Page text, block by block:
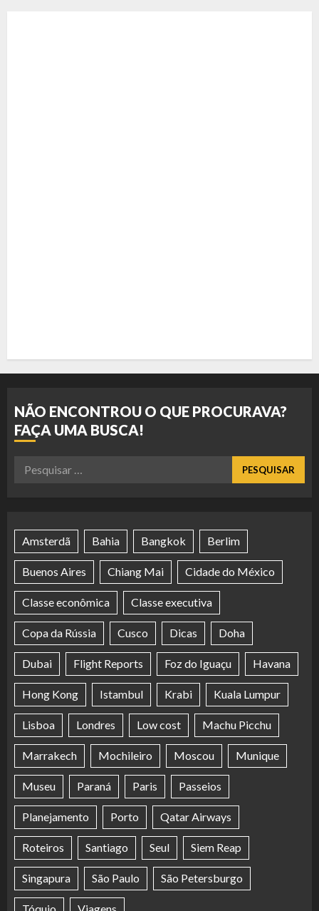
NÃO ENCONTROU O QUE PROCURAVA?
FAÇA UMA BUSCA!
Pesquisar
Amsterdã Bahia Bangkok Berlim
Buenos Aires Chiang Mai Cidade do México
Classe econômica Classe executiva
Copa da Rússia Cusco Dicas Doha
Dubai Flight Reports Foz do Iguaçu Havana
Hong Kong Istambul Krabi Kuala Lumpur
Lisboa Londres Low cost Machu Picchu
Marrakech Mochileiro Moscou Munique
Museu Paraná Paris Passeios
Planejamento Porto Qatar Airways
Roteiros Santiago Seul Siem Reap
Singapura São Paulo São Petersburgo